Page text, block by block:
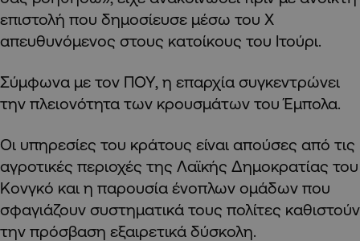
επιστολή που δημοσίευσε μέσω του Χ
απευθυνόμενος στους κατοίκους του Ιτούρι.
Σύμφωνα με τον ΠΟΥ, η επαρχία συγκεντρώνει
την πλειονότητα των κρουσμάτων του Έμπολα.
Οι υπηρεσίες του κράτους είναι απούσες από τις
αγροτικές περιοχές της Λαϊκής Δημοκρατίας του
Κονγκό και η παρουσία ένοπλων ομάδων που
σφαγιάζουν συστηματικά τους πολίτες καθιστούν
την πρόσβαση εξαιρετικά δύσκολη.